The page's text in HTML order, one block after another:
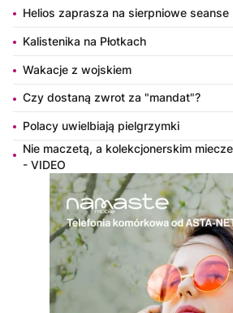
Helios zaprasza na sierpniowe seanse
Kalistenika na Płotkach
Wakacje z wojskiem
Czy dostaną zwrot za "mandat"?
Polacy uwielbiają pielgrzymki
Nie maczetą, a kolekcjonerskim
- VIDEO